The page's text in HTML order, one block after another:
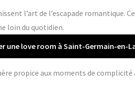
l’art de l’escapade romantique.
loin du quotidien.
une love room à Saint-Germain-en-
propice aux moments de